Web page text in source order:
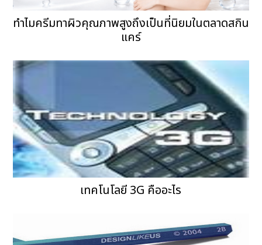
ทำไมครีมทาผิวคุณภาพสูงถึงเป็นที่นิยมในตลาดสกิน
แคร์
เทคโนโลยี 3G คืออะไร